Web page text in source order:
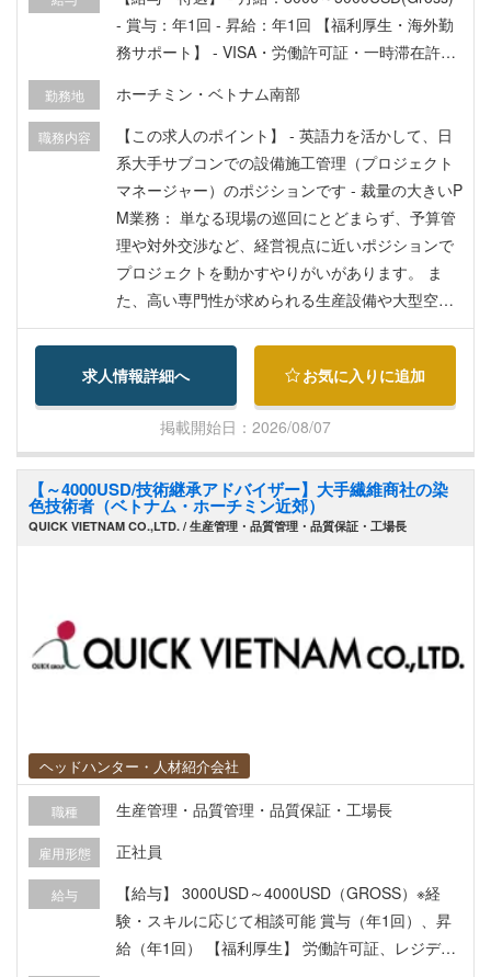
- 賞与：年1回 - 昇給：年1回 【福利厚生・海外勤
務サポート】 - VISA・労働許可証・一時滞在許可
現場が遠方の場合は現場近くのホテルに宿泊可能
性あり - その他手当については応相談
勤務地 ホーチミン・ベトナム南部
職務内容
【この求人のポイント】 - 英語力を活かして、日
系大手サブコンでの設備施工管理（プロジェクト
マネージャー）のポジションです - 裁量の大きいP
M業務： 単なる現場の巡回にとどまらず、予算管
理や対外交渉など、経営視点に近いポジションで
プロジェクトを動かすやりがいがあります。 ま
た、高い専門性が求められる生産設備や大型空調
など、技術者として海外の実績を積むことができ
です。 【仕事内容】 設備施工管理（プロジェクト
マネージャー／PM）として、計画立案から引き渡
しまでの全工程のマネジメントをお任せします。
主な業務内容 - 施工計画の策定・予算管理： 実行
予算の作成、資材・サブコン（協力会社）の手
配・選定、コストコントロール - 現場全体のマネ
ンとの技術的な打ち合わせ、現場調整 【入社後に
- 主な顧客:日系企業
求人情報詳細へ お気に入りに追加
掲載開始日：2026/08/07
【～4000USD/技術継承アドバイザー】大手繊維商社の染
色技術者（ベトナム・ホーチミン近郊）
QUICK VIETNAM CO.,LTD. / 生産管理・品質管理・品質保証・工場長
ヘッドハンター・人材紹介会社
職種 生産管理・品質管理・品質保証・工場長
雇用形態 正社員
給与
【給与】 3000USD～4000USD（GROSS）※経
験・スキルに応じて相談可能 賞与（年1回）、昇
給（年1回） 【福利厚生】 労働許可証、レジデン